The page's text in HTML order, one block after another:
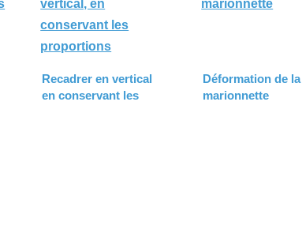
Recadrer en vertical
en conservant les
Déformation de la
marionnette